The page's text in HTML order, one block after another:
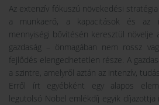
Az extenzív fókuszú növekedési
a munkaerő, a kapacitások és az
mennyiségi bővítésén keresztül növelje
gazdaság – önmagában nem rossz
fejlődés elengedhetetlen része. A
a szintre, amelyről aztán az intenzív,
Erről írt egyébként egy alapos
legutolsó Nobel emlékdíj egyik